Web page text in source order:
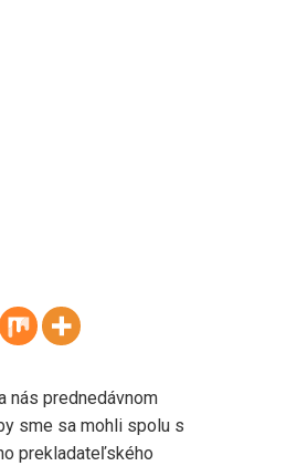
nás prednedávnom
sme sa mohli spolu s
prekladateľského